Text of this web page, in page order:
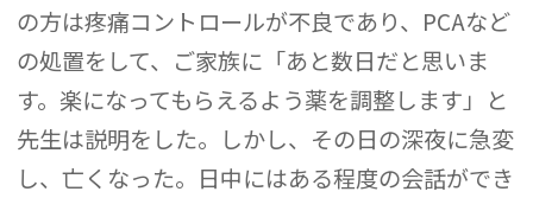
の方は疼痛コントロールが不良であり、PCAなど
の処置をして、ご家族に「あと数日だと思いま
す。楽になってもらえるよう薬を調整します」と
先生は説明をした。しかし、その日の深夜に急変
し、亡くなった。日中にはある程度の会話ができ